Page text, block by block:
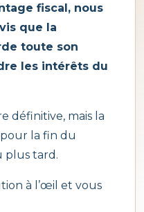
déplacer chez nous.
et joignez des
à votre déclaration
si vous avez la
2 533 78 43
2 552 51 89
fiscal, nous
que la
toute son
les intérêts du
définitive, mais la
la fin du
plus tard.
à l’œil et vous